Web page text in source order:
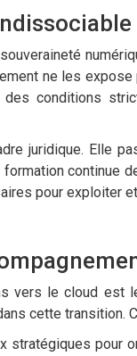
ne les
conditions
juridique. Elle
continue
pour exploiter
le cloud est
cette transition.
stratégiques pour